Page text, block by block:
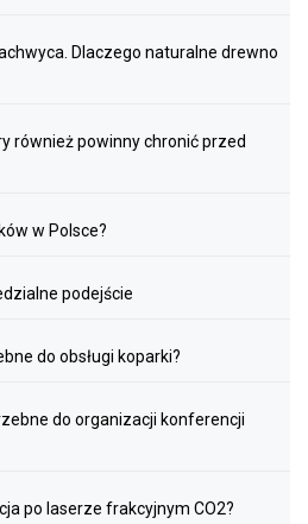
Dlaczego naturalne drewno
również powinny chronić przed
w Polsce?
podejście
do obsługi koparki?
do organizacji konferencji
po laserze frakcyjnym CO2?